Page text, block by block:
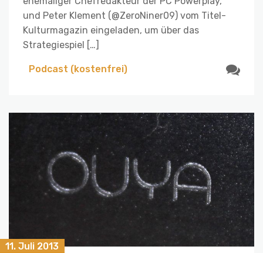
und Peter Klement (@ZeroNiner09) vom Titel-
Kulturmagazin eingeladen, um über das
Strategiespiel […]
Podcast (kostenfrei)
11. Juli 2013